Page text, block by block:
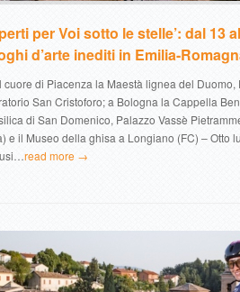
per Voi sotto le stelle’: dal
d’arte inediti in Emilia-
cuore di Piacenza la Maestà lignea del
San Cristoforo; a Bologna la Cappella
di San Domenico, Palazzo Vassè
e il Museo della ghisa a Longiano (FC) – Otto
read more →